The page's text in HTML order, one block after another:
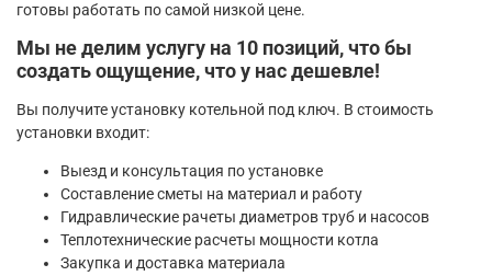
готовы работать по самой низкой цене.
Мы не делим услугу на 10 позиций, что бы
создать ощущение, что у нас дешевле!
Вы получите установку котельной под ключ. В стоимость
установки входит:
Выезд и консультация по установке
Составление сметы на материал и работу
Гидравлические рачеты диаметров труб и насосов
Теплотехнические расчеты мощности котла
Закупка и доставка материала